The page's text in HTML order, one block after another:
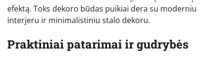
efektą. Toks dekoro būdas puikiai dera su moderniu
interjeru ir minimalistiniu stalo dekoru.
Praktiniai patarimai ir gudrybės